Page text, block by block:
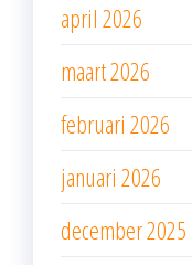
april 2026
maart 2026
februari 2026
januari 2026
december 2025